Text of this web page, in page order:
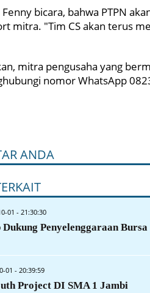
bicara, bahwa PTPN
mitra. "Tim CS akan terus
mitra pengusaha yang
nomor WhatsApp
ANDA
01 - 21:30:30
Penyelenggaraan Bursa
01 - 20:39:59
Project DI SMA 1 Jambi